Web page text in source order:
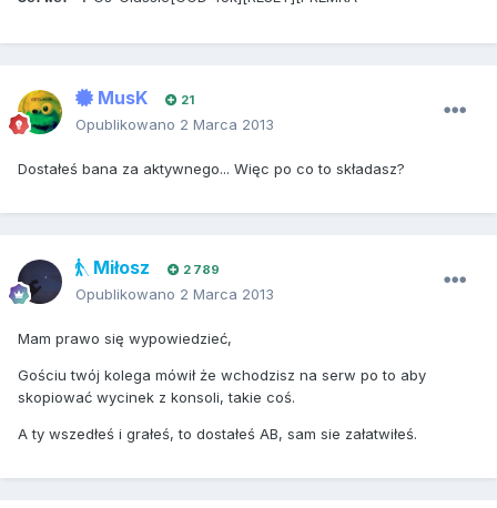
MusK 21
Opublikowano 2 Marca 2013
Dostałeś bana za aktywnego... Więc po co to składasz?
Miłosz 2 789
Opublikowano 2 Marca 2013
Mam prawo się wypowiedzieć,
Gościu twój kolega mówił że wchodzisz na serw po to aby
skopiować wycinek z konsoli, takie coś.
A ty wszedłeś i grałeś, to dostałeś AB, sam sie załatwiłeś.